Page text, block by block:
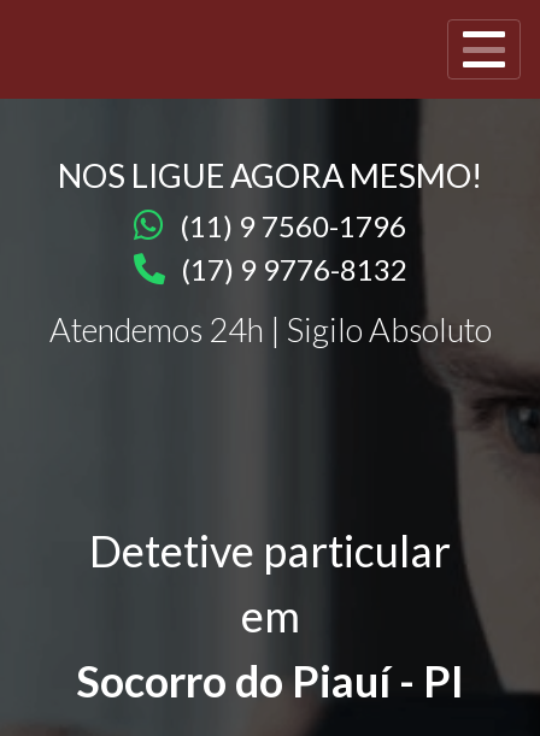
NOS LIGUE AGORA MESMO!
(11) 9 7560-1796
(17) 9 9776-8132
Atendemos 24h | Sigilo Absoluto
Detetive particular
em
Socorro do Piauí - PI